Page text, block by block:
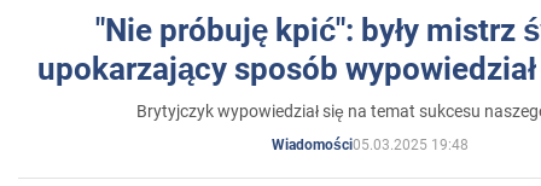
"Nie próbuję kpić": były mistrz
upokarzający sposób
Brytyjczyk wypowiedział się na temat sukcesu
Wiadomości05.03.2025 19:48